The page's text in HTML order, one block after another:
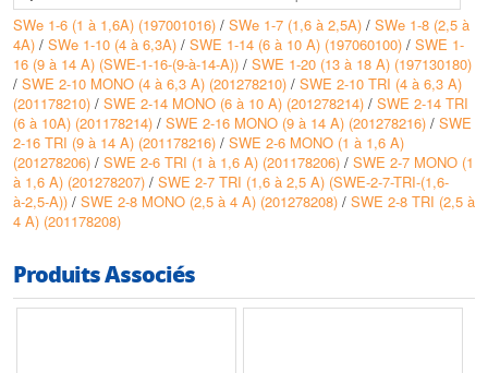
SWe 1-6 (1 à 1,6A) (197001016) / SWe 1-7 (1,6 à 2,5A) / SWe 1-8 (2,5 à
4A) / SWe 1-10 (4 à 6,3A) / SWE 1-14 (6 à 10 A) (197060100) / SWE 1-
16 (9 à 14 A) (SWE-1-16-(9-à-14-A)) / SWE 1-20 (13 à 18 A) (197130180)
/ SWE 2-10 MONO (4 à 6,3 A) (201278210) / SWE 2-10 TRI (4 à 6,3 A)
(201178210) / SWE 2-14 MONO (6 à 10 A) (201278214) / SWE 2-14 TRI
(6 à 10A) (201178214) / SWE 2-16 MONO (9 à 14 A) (201278216) / SWE
2-16 TRI (9 à 14 A) (201178216) / SWE 2-6 MONO (1 à 1,6 A)
(201278206) / SWE 2-6 TRI (1 à 1,6 A) (201178206) / SWE 2-7 MONO (1
à 1,6 A) (201278207) / SWE 2-7 TRI (1,6 à 2,5 A) (SWE-2-7-TRI-(1,6-
à-2,5-A)) / SWE 2-8 MONO (2,5 à 4 A) (201278208) / SWE 2-8 TRI (2,5 à
4 A) (201178208)
Produits Associés